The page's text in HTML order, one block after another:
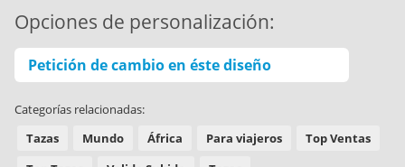
Opciones de personalización:
Petición de cambio en éste diseño
Categorías relacionadas:
Tazas
Mundo África Para viajeros
Top Ventas